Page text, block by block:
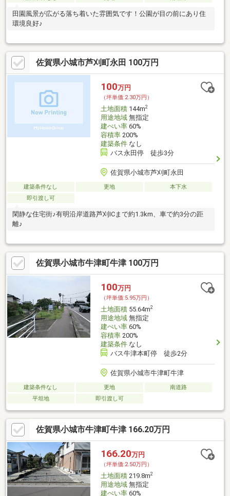
田園風景が広がる落ち着いた雰囲気です！公園が目の前にあり住
環境良好♪
佐賀県小城市芦刈町永田 100万円
100万円
（坪単価:2.30万円）
土地面積144m2
用途地域無指定
建ぺい率60%
容積率200%
建築条件なし
バス永田停 徒歩3分
佐賀県小城市芦刈町永田
建築条件なし 更地
本下水
即引渡し可
閑静な住宅街♪有明沿岸道路芦刈ICまで約1.3km、車で約3分の距
離♪
佐賀県小城市牛津町牛津 100万円
100万円
（坪単価:5.95万円）
土地面積55.64m2
用途地域無指定
建ぺい率60%
容積率200%
建築条件なし
バス牛津本町停 徒歩2分
佐賀県小城市牛津町牛津
建築条件なし 更地
南道路
平坦地
即引渡し可
佐賀県小城市牛津町牛津 166.20万円
166.20万円
（坪単価:2.50万円）
土地面積219.8m2
用途地域無指定
建ぺい率60%